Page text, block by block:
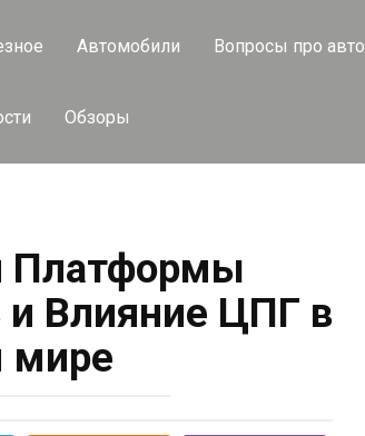
Автомобили Вопросы про авто
Обзоры
Платформы
и Влияние ЦПГ в
мире